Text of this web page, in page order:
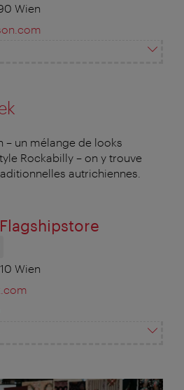
Wien
– un mélange de looks
Rockabilly – on y trouve
autrichiennes.
Wien